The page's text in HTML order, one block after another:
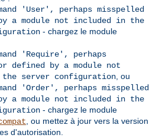
'User', perhaps misspelled
a module not included in the
- chargez le module
'Require', perhaps
defined by a module not
server configuration, ou
'Order', perhaps misspelled
a module not included in the
- chargez le module
, ou mettez à jour vers la version
d'autorisation.